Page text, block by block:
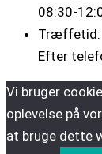
08:30-
Træffetid:
Efter
Vi bruger
oplevelse på
at bruge dette